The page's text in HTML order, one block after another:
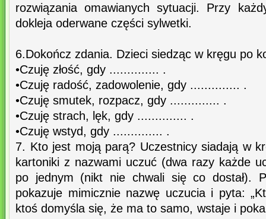
rozwiązania omawianych sytuacji. Przy
dokleja oderwane części sylwetki.
6.Dokończ zdania. Dzieci siedząc w kręgu po
•Czuję złość, gdy .............. .
•Czuję radość, zadowolenie, gdy .............. .
•Czuję smutek, rozpacz, gdy .............. .
•Czuję strach, lęk, gdy .............. .
•Czuję wstyd, gdy .............. .
7. Kto jest moją parą? Uczestnicy siadają w
kartoniki z nazwami uczuć (dwa razy każde
po jednym (nikt nie chwali się co dostał).
pokazuje mimicznie nazwę uczucia i pyta:
ktoś domyśla się, że ma to samo, wstaje i